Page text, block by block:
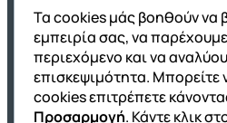
Όμιλος
Σχολική Μελέτη
Εκδόσεις
Franchise
Τα cookies μάς βοηθούν να
εμπειρία σας, να
περιεχόμενο και να
επισκεψιμότητα. Μπορείτε
cookies επιτρέπετε
Προσαρμογή. Κάντε κλικ